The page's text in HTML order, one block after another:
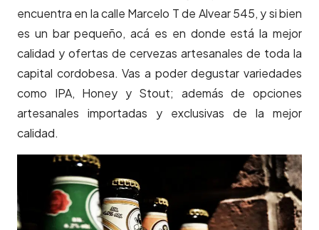
encuentra en la calle Marcelo T de Alvear 545, y si bien
es un bar pequeño, acá es en donde está la mejor
calidad y ofertas de cervezas artesanales de toda la
capital cordobesa. Vas a poder degustar variedades
como IPA, Honey y Stout; además de opciones
artesanales importadas y exclusivas de la mejor
calidad.